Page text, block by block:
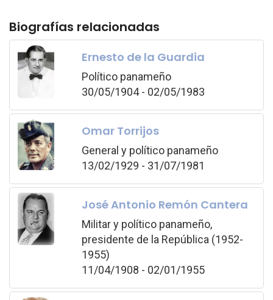
Biografías relacionadas
Ernesto de la Guardia
Político panameño
30/05/1904 - 02/05/1983
Omar Torrijos
General y político panameño
13/02/1929 - 31/07/1981
José Antonio Remón Cantera
Militar y político panameño,
presidente de la República (1952-
1955)
11/04/1908 - 02/01/1955